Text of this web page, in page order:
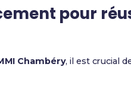
pour
Chambéry, il est crucial